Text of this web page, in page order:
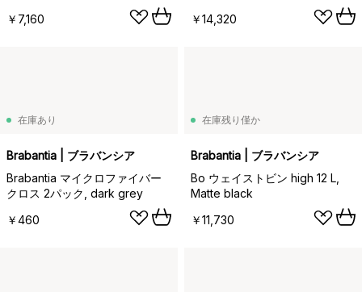
￥7,160
￥14,320
在庫あり
Brabantia | ブラバンシア
Brabantia マイクロファイバー
クロス 2パック, dark grey
￥460
在庫残り僅か
Brabantia | ブラバンシア
Bo ウェイストビン high 12 L,
Matte black
￥11,730